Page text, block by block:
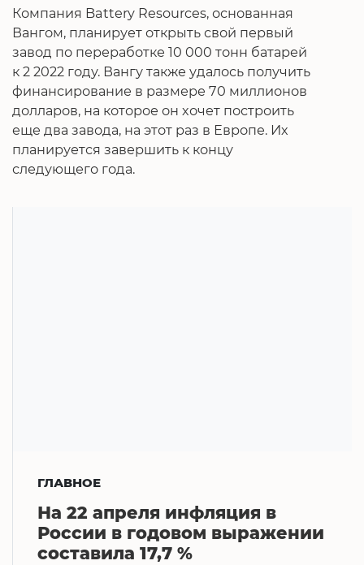
Компания Battery Resources, основанная
Вангом, планирует открыть свой первый
завод по переработке 10 000 тонн батарей
к 2 2022 году. Вангу также удалось получить
финансирование в размере 70 миллионов
долларов, на которое он хочет построить
еще два завода, на этот раз в Европе. Их
планируется завершить к концу
следующего года.
ГЛАВНОЕ
На 22 апреля инфляция в
России в годовом выражении
составила 17,7 %